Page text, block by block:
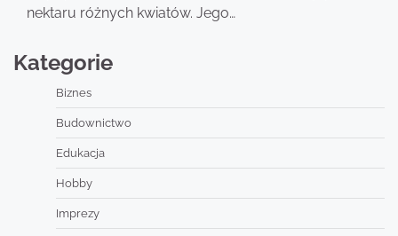
nektaru różnych kwiatów. Jego…
Kategorie
Biznes
Budownictwo
Edukacja
Hobby
Imprezy